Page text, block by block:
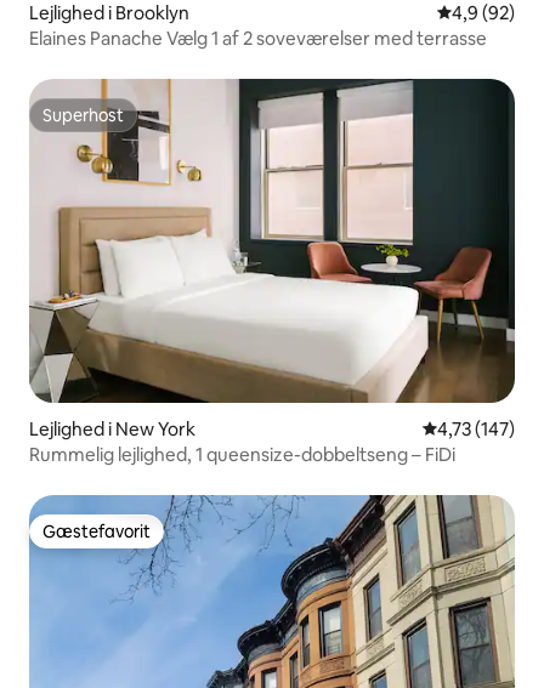
Lejlighed i Brooklyn 4,9 ud af 5 i
4,9 (92)
Elaines Panache Vælg 1 af 2 soveværelser med terrasse
Superhost
Superhost
Lejlighed i New York 4,73 ud af 5 i
4,73 (147)
Rummelig lejlighed, 1 queensize-dobbeltseng – FiDi
Gæstefavorit
Gæstefavorit